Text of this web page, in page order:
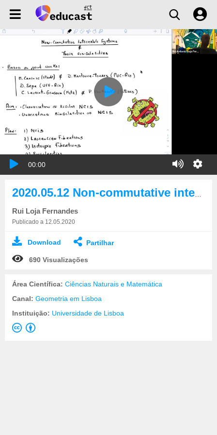
00:00
Rui Loja Fernandes
Publicado a 12.05.2020
Download Partilhar
690 Visualizações
Área Científica: Ciências Naturais e Matemática
Canal: Geometria em Lisboa
Instituição: Universidade de Lisboa